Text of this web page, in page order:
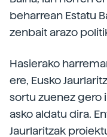
beharrean Estatu
zenbait arazo
Hasierako
ere, Eusko
sortu zuenez gero
asko aldatu dira.
Jaurlaritzak